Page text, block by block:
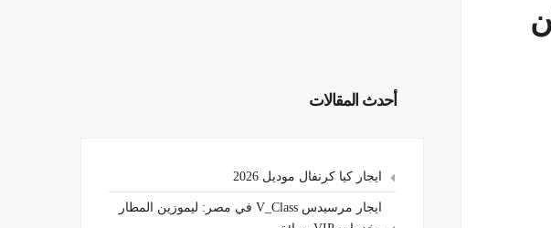
أحدث المقالات
ايجار كيا كرنفال موديل 2026
ايجار مرسيدس V_Class في مصر: ليموزين المطار